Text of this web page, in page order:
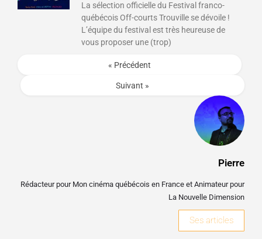
Pierre
Rédacteur pour Mon cinéma québécois en France et Animateur pour
La Nouvelle Dimension
Ses articles
La sélection officielle du Festival franco-
québécois Off-courts Trouville se dévoile !
L’équipe du festival est très heureuse de
vous proposer une (trop)
« Précédent
Suivant »